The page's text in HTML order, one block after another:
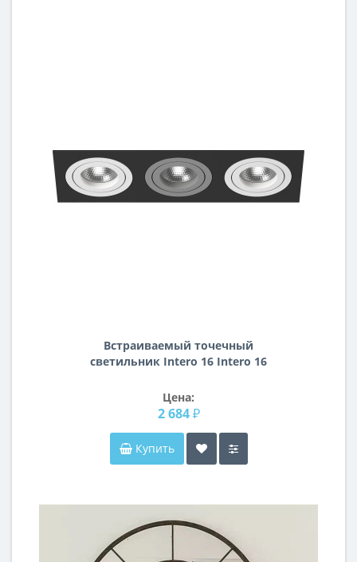
Встраиваемый точечный
светильник Intero 16 Intero 16
Цена:
2 684 ₽
Купить